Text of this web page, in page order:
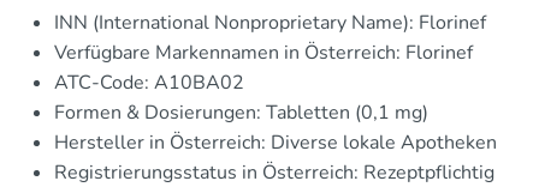
INN (International Nonproprietary Name): Florinef
Verfügbare Markennamen in Österreich: Florinef
ATC-Code: A10BA02
Formen & Dosierungen: Tabletten (0,1 mg)
Hersteller in Österreich: Diverse lokale Apotheken
Registrierungsstatus in Österreich: Rezeptpflichtig